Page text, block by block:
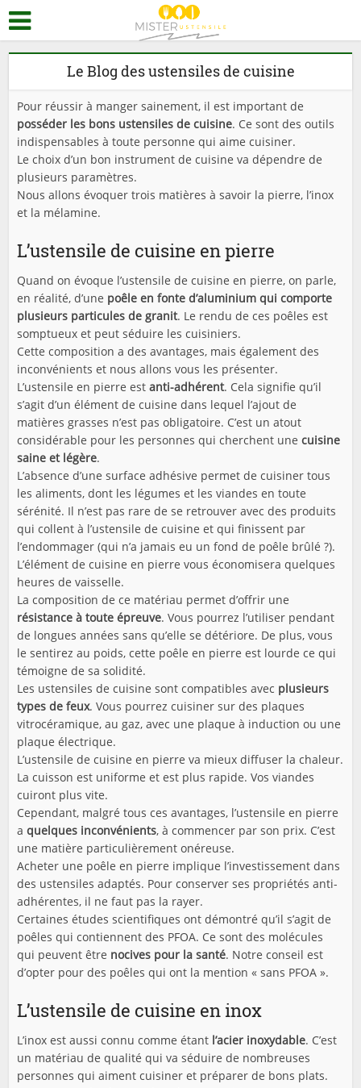
Le Blog des ustensiles de cuisine
Pour réussir à manger sainement, il est important de
posséder les bons ustensiles de cuisine. Ce sont des outils
indispensables à toute personne qui aime cuisiner.
Le choix d’un bon instrument de cuisine va dépendre de
plusieurs paramètres.
Nous allons évoquer trois matières à savoir la pierre, l’inox
et la mélamine.
L’ustensile de cuisine en pierre
Quand on évoque l’ustensile de cuisine en pierre, on parle,
en réalité, d’une poêle en fonte d’aluminium qui comporte
plusieurs particules de granit. Le rendu de ces poêles est
somptueux et peut séduire les cuisiniers.
Cette composition a des avantages, mais également des
inconvénients et nous allons vous les présenter.
L’ustensile en pierre estanti-adhérent. Cela signifie qu’il
s’agit d’un élément de cuisine dans lequel l’ajout de
matières grasses n’est pas obligatoire. C’est un atout
considérable pour les personnes qui cherchent unecuisine
saine et légère.
L’absence d’une surface adhésive permet de cuisiner tous
les aliments, dont les légumes et les viandes en toute
sérénité. Il n’est pas rare de se retrouver avec des produits
qui collent à l’ustensile de cuisine et qui finissent par
l’endommager (qui n’a jamais eu un fond de poêle brûlé ?).
L’élément de cuisine en pierre vous économisera quelques
heures de vaisselle.
La composition de ce matériau permet d’offrir une
résistance à toute épreuve. Vous pourrez l’utiliser pendant
de longues années sans qu’elle se détériore. De plus, vous
le sentirez au poids, cette poêle en pierre est lourde ce qui
témoigne de sa solidité.
Les ustensiles de cuisine sont compatibles avec plusieurs
types de feux. Vous pourrez cuisiner sur des plaques
vitrocéramique, au gaz, avec une plaque à induction ou une
plaque électrique.
L’ustensile de cuisine en pierre va mieux diffuser la chaleur.
La cuisson est uniforme et est plus rapide. Vos viandes
cuiront plus vite.
Cependant, malgré tous ces avantages, l’ustensile en pierre
aquelques inconvénients, à commencer par son prix. C’est
une matière particulièrement onéreuse.
Acheter une poêle en pierre implique l’investissement dans
des ustensiles adaptés. Pour conserver ses propriétés anti-
adhérentes, il ne faut pas la rayer.
Certaines études scientifiques ont démontré qu’il s’agit de
poêles qui contiennent des PFOA. Ce sont des molécules
qui peuvent être nocives pour la santé. Notre conseil est
d’opter pour des poêles qui ont la mention « sans PFOA ».
L’ustensile de cuisine en inox
L’inox est aussi connu comme étant l’acier inoxydable. C’est
un matériau de qualité qui va séduire de nombreuses
personnes qui aiment cuisiner et préparer de bons plats.